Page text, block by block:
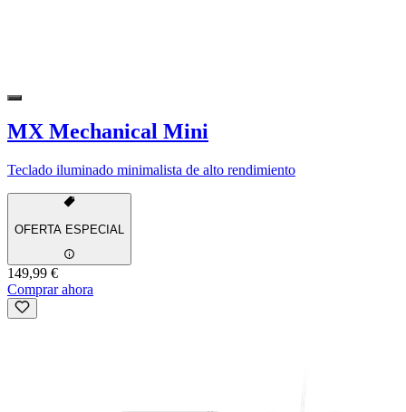
MX Mechanical Mini
Teclado iluminado minimalista de alto rendimiento
OFERTA ESPECIAL
149,99 €
Comprar ahora